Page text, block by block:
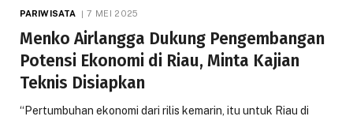
PARIWISATA 7 MEI 2025
Menko Airlangga Dukung Pengembangan
Potensi Ekonomi di Riau, Minta Kajian
Teknis Disiapkan
“Pertumbuhan ekonomi dari rilis kemarin, itu untuk Riau di